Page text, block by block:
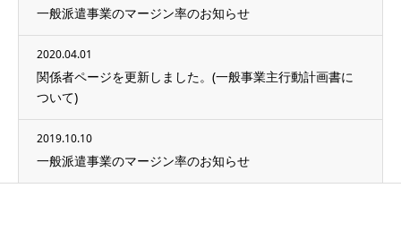
一般派遣事業のマージン率のお知らせ
2020.04.01
関係者ページを更新しました。(一般事業主行動計画書に
ついて)
2019.10.10
一般派遣事業のマージン率のお知らせ